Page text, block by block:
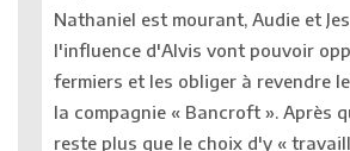
Nathaniel est mourant, Audie et
l'influence d'Alvis vont pouvoir
fermiers et les obliger à revendre
la compagnie « Bancroft ». Après
reste plus que le choix d'y «